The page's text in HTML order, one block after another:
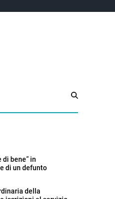
di bene” in
di un defunto
della